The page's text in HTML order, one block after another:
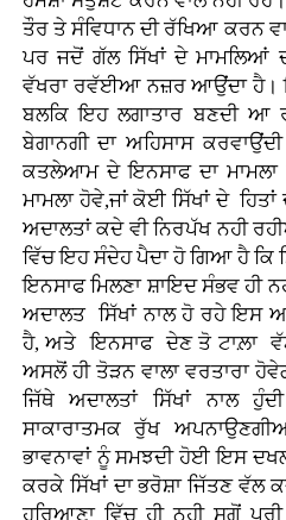
ਤੌਰ ਤੇ ਸੰਵਿਧਾਨ ਦੀ ਰੱਖਿਆ ਕਰਨ
ਪਰ ਜਦੋਂ ਗੱਲ ਸਿੱਖਾਂ ਦੇ
ਵੱਖਰਾ ਰਵੱਈਆ ਨਜ਼ਰ ਆਉਂਦਾ ਹੈ।
ਬਲਕਿ ਇਹ ਲਗਾਤਾਰ ਬਣਦੀ ਆ
ਬੇਗਾਨਗੀ ਦਾ ਅਹਿਸਾਸ
ਕਤਲੇਆਮ ਦੇ ਇਨਸਾਫ ਦਾ ਮਾਮਲਾ
ਮਾਮਲਾ ਹੋਵੇ,ਜਾਂ ਕੋਈ ਸਿੱਖਾਂ ਦੇ
ਅਦਾਲਤਾਂ ਕਦੇ ਵੀ ਨਿਰਪੱਖ ਨਹੀ
ਵਿੱਚ ਇਹ ਸੰਦੇਹ ਪੈਦਾ ਹੋ ਗਿਆ ਹੈ ਕਿ
ਇਨਸਾਫ ਮਿਲਣਾ ਸ਼ਾਇਦ ਸੰਭਵ ਹੀ
ਅਦਾਲਤ ਸਿੱਖਾਂ ਨਾਲ ਹੋ ਰਹੇ ਇਸ
ਹੈ, ਅਤੇ ਇਨਸਾਫ ਦੇਣ ਤੋ ਟਾਲ਼ਾ
ਅਸਲੋਂ ਹੀ ਤੋੜਨ ਵਾਲਾ ਵਰਤਾਰਾ
ਜਿੱਥੇ ਅਦਾਲਤਾਂ ਸਿੱਖਾਂ ਨਾਲ
ਸਾਕਾਰਾਤਮਕ ਰੁੱਖ
ਭਾਵਨਾਵਾਂ ਨੂੰ ਸਮਝਦੀ ਹੋਈ ਇਸ
ਕਰਕੇ ਸਿੱਖਾਂ ਦਾ ਭਰੋਸ਼ਾ ਜਿੱਤਣ ਵੱਲ
ਹਰਿਆਣਾ ਵਿੱਚ ਹੀ ਨਹੀ ਸਗੋਂ